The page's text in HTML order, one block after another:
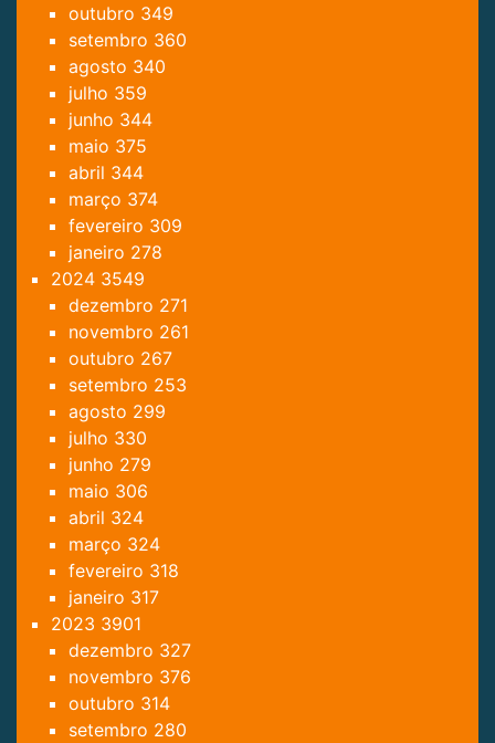
outubro 349
setembro 360
agosto 340
julho 359
junho 344
maio 375
abril 344
março 374
fevereiro 309
janeiro 278
2024 3549
dezembro 271
novembro 261
outubro 267
setembro 253
agosto 299
julho 330
junho 279
maio 306
abril 324
março 324
fevereiro 318
janeiro 317
2023 3901
dezembro 327
novembro 376
outubro 314
setembro 280